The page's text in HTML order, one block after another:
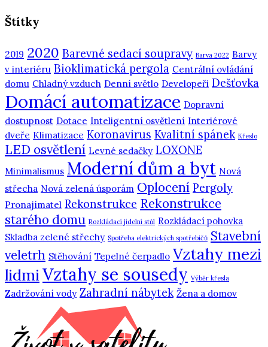
Štítky
2019 2020 Barevné sedací soupravy Barva 2022 Barvy
v interiéru Bioklimatická pergola Centrální ovládání
domu Chladný vzduch Denní světlo Developeři Dešťovka
Domácí automatizace Dopravní
dostupnost Dotace Inteligentní osvětlení Interiérové
dveře Klimatizace Koronavirus Kvalitní spánek Křeslo
LED osvětlení Levné sedačky LOXONE
Minimalismus Moderní dům a byt Nová
střecha Nová zelená úsporám Oplocení Pergoly
Pronajímatel Rekonstrukce Rekonstrukce
starého domu Rozkládací jídelní stůl Rozkládací pohovka
Skladba zelené střechy Spotřeba elektrických spotřebičů Stavební
veletrh Stěhování Tepelné čerpadlo Vztahy mezi
lidmiVztahy se sousedy Výběr křesla
Zadržování vody Zahradní nábytek Žena a domov